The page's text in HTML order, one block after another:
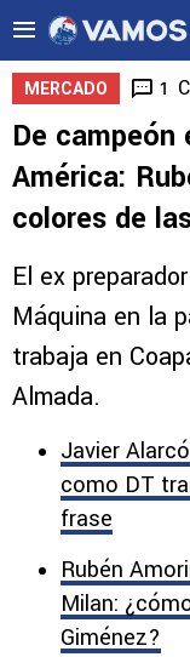
MERCADO 1
De campeón
América:
colores de
El ex
Máquina en la
trabaja en
Almada.
Javier
como DT
frase
Rubén
Milan:
Giménez?